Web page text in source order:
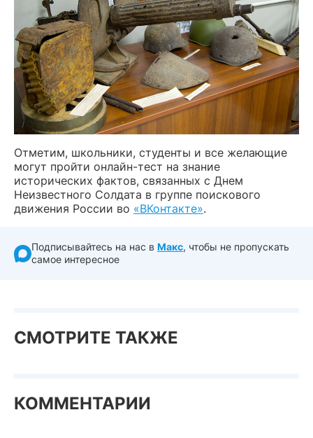
Отметим, школьники, студенты и все желающие
могут пройти онлайн-тест на знание
исторических фактов, связанных с Днем
Неизвестного Солдата в группе поискового
движения России во «ВКонтакте».
Подписывайтесь на нас в Макс, чтобы не пропускать
самое интересное
СМОТРИТЕ ТАКЖЕ
КОММЕНТАРИИ